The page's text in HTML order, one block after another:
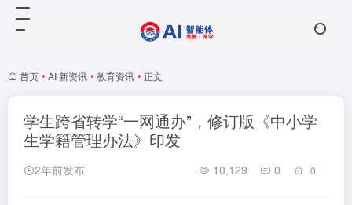
首页 • AI 新资讯 • 教育资讯 • 正文
学生跨省转学“一网通办”，修订版《中小学
生学籍管理办法》印发
2年前发布 10,129 0 0